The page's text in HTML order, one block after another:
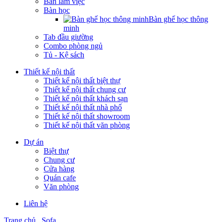
Bàn học
Bàn ghế học thông
minh
Tab đầu giường
Combo phòng ngủ
Tủ - Kệ sách
Thiết kế nội thất
Thiết kế nội thất biệt thự
Thiết kế nội thất chung cư
Thiết kế nội thất khách sạn
Thiết kế nội thất nhà phố
Thiết kế nội thất showroom
Thiết kế nội thất văn phòng
Dự án
Biệt thự
Chung cư
Cửa hàng
Quán cafe
Văn phòng
Liên hệ